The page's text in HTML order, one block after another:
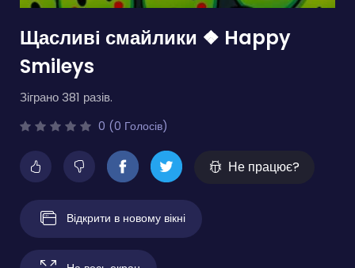
Щасливі смайлики ❖ Happy
Smileys
Зіграно 381 разів.
0 (0 Голосів)
Не працює?
Відкрити в новому вікні